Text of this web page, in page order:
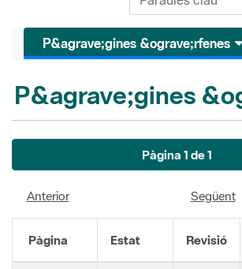
P&agrave;gines &ograve;rfenes
P&agrave;gines
Pàgina 1 de 1
Anterior Següent
Pàgina Estat Revisió